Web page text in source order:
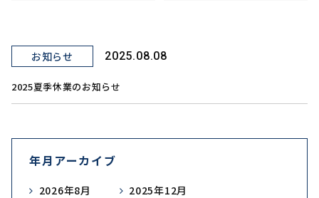
お知らせ 2025.08.08
2025夏季休業のお知らせ
年月アーカイブ
2026年8月
2025年12月